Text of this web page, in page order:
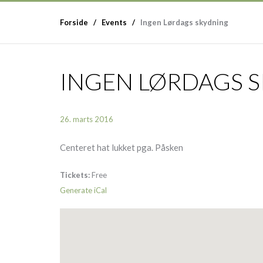
Forside Events Ingen Lørdags skydning
INGEN LØRDAGS
26. marts 2016
Centeret hat lukket pga. Påsken
Tickets:Free
Generate iCal